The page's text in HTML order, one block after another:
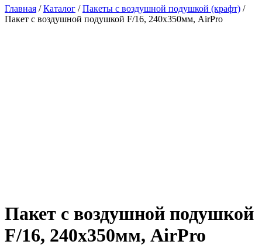
Главная /Каталог /Пакеты с воздушной подушкой (крафт) /
Пакет с воздушной подушкой F/16, 240х350мм, AirPro
Пакет с воздушной подушкой
F/16, 240х350мм, AirPro